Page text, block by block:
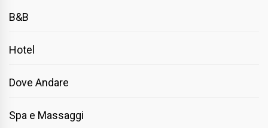
B&B
Hotel
Dove Andare
Spa e Massaggi